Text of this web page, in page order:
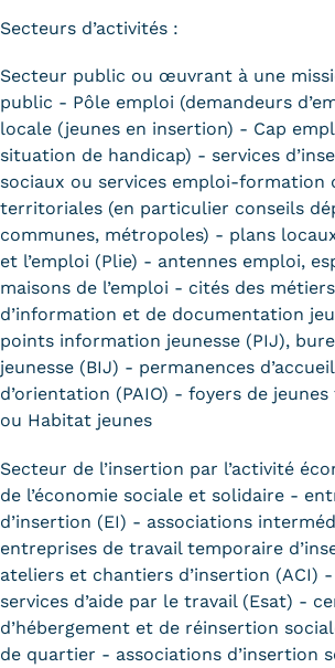
Secteurs d’activités :
Secteur public ou œuvrant à une
public - Pôle emploi (demandeurs
locale (jeunes en insertion) - Cap
situation de handicap) - services
sociaux ou services emploi-formation
territoriales (en particulier conseils
communes, métropoles) - plans
et l’emploi (Plie) - antennes emploi,
maisons de l’emploi - cités des
d’information et de documentation
points information jeunesse (PIJ),
jeunesse (BIJ) - permanences
d’orientation (PAIO) - foyers de
ou Habitat jeunes
Secteur de l’insertion par l’activité
de l’économie sociale et solidaire -
d’insertion (EI) - associations
entreprises de travail temporaire
ateliers et chantiers d’insertion (ACI)
services d’aide par le travail (Esat) -
d’hébergement et de réinsertion
de quartier - associations d’insertion